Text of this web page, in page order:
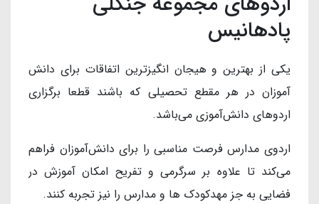
پادهانیس
یکی از بهترین و هیجان انگیزترین اتفاقات برای دانش
آموزان در هر مقطع تحصیلی که باشند قطعا برگزاری
اردوهای دانش‌آموزی می‌باشد.
اردوی مدارس فرصت مناسبی را برای دانش‌آموزان فراهم
می‌کند تا علاوه بر سرگرمی و تفریح امکان آموزش در
فضایی به جز مهدکودک ها و مدارس را نیز تجربه کنند.